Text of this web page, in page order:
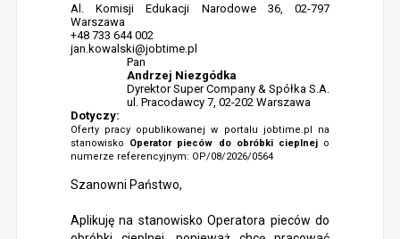
Al. Komisji Edukacji Narodowe 36, 02-797
Warszawa
+48 733 644 002
jan.kowalski@jobtime.pl
Pan
Andrzej Niezgódka
Dyrektor Super Company & Spółka S.A.
ul. Pracodawcy 7, 02-202 Warszawa
Dotyczy:
Oferty pracy opublikowanej w portalu jobtime.pl na
stanowisko Operator pieców do obróbki cieplnejo
numerze referencyjnym: OP/08/2026/0564
Szanowni Państwo,
Aplikuję na stanowisko Operatora pieców do